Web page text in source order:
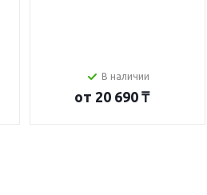
В наличии
от 20 690 ₸